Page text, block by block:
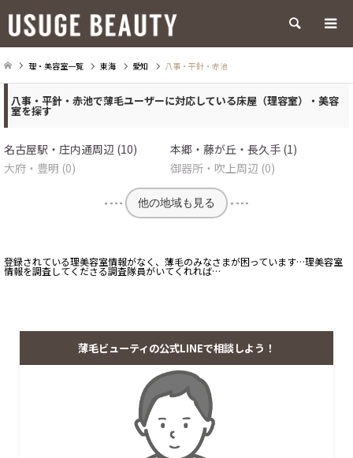
検索
理・美容室一覧 東海 愛知 八事・平針・赤池
八事・平針・赤池で薄毛ユーザーに対応している床屋（理容室）・美容
室を探す
名古屋駅・庄内通周辺 (10)
本郷・藤が丘・長久手 (1)
大府・豊明 (0)
御器所・吹上周辺 (0)
他の地域も見る
登録されている理美容室情報がなく、薄毛のみなさまが困っています…理美容室
情報を調査してくださる調査隊員がいてくれれば…
薄毛ビューティの公式LINEで相談しよう！